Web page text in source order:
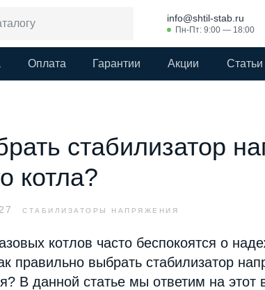
info@shtil-stab.ru
Пн-Пт: 9:00 — 18:00
Оплата Гарантии Акции Статьи
стабилизатор
котла?
СТАБИЛИЗАТОРЫ НАПРЯЖЕНИЯ
котлов часто беспокоятся о
правильно выбрать стабилизатор
В данной статье мы ответим на этот